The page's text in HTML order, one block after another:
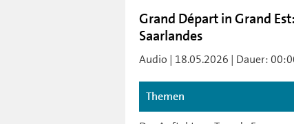
Grand Départ in Grand
Saarlandes
Audio | 18.05.2026 | Dauer:
Themen